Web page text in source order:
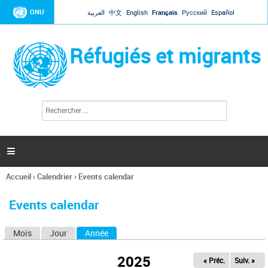
Jump to navigation
ONU العربية 中文 English Français Русский Español
Réfugiés et migrants
l
c
h
e

Vous
ici
Accueil›Calendrier› Events calendar
Events calendar
Mois Jour Année
2025 « Préc. Suiv. »